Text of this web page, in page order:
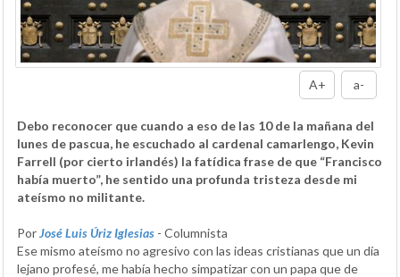
A+ a-
Debo reconocer que cuando a eso de las 10 de la mañana del
lunes de pascua, he escuchado al cardenal camarlengo, Kevin
Farrell (por cierto irlandés) la fatídica frase de que “Francisco
había muerto”, he sentido una profunda tristeza desde mi
ateísmo no militante.
PorJosé Luis Úriz Iglesias - Columnista
Ese mismo ateísmo no agresivo con las ideas cristianas que un día
lejano profesé, me había hecho simpatizar con un papa que de